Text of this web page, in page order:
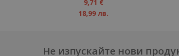
9,71 €
18,99 лв.
Не изпускайте нови